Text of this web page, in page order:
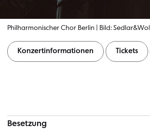
Philharmonischer Chor Berlin | Bild:
Konzertinformationen Tickets
Besetzung